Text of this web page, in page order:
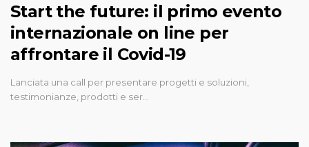
Start the future: il primo evento
internazionale on line per
affrontare il Covid-19
Lanciata una call per presentare progetti e soluzioni,
testimonianze, prodotti e ser…